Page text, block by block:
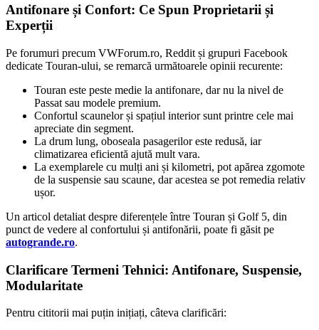
Antifonare și Confort: Ce Spun Proprietarii și
Experții
Pe forumuri precum VWForum.ro, Reddit și grupuri Facebook
dedicate Touran-ului, se remarcă următoarele opinii recurente:
Touran este peste medie la antifonare, dar nu la nivel de
Passat sau modele premium.
Confortul scaunelor și spațiul interior sunt printre cele mai
apreciate din segment.
La drum lung, oboseala pasagerilor este redusă, iar
climatizarea eficientă ajută mult vara.
La exemplarele cu mulți ani și kilometri, pot apărea zgomote
de la suspensie sau scaune, dar acestea se pot remedia relativ
ușor.
Un articol detaliat despre diferențele între Touran și Golf 5, din
punct de vedere al confortului și antifonării, poate fi găsit pe
autogrande.ro.
Clarificare Termeni Tehnici: Antifonare, Suspensie,
Modularitate
Pentru cititorii mai puțin inițiați, câteva clarificări: